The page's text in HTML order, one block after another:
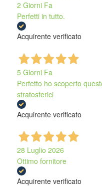
2 Giorni Fa
Perfetti in tutto.
Acquirente verificato
5 Giorni Fa
Perfetto ho scoperto
stratosferici
Acquirente verificato
28 Luglio 2026
Ottimo fornitore
Acquirente verificato